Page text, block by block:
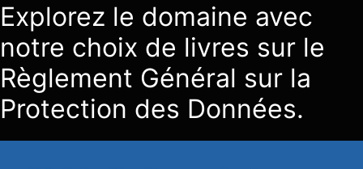
Explorez le domaine avec
notre choix de livres sur le
Règlement Général sur la
Protection des Données.